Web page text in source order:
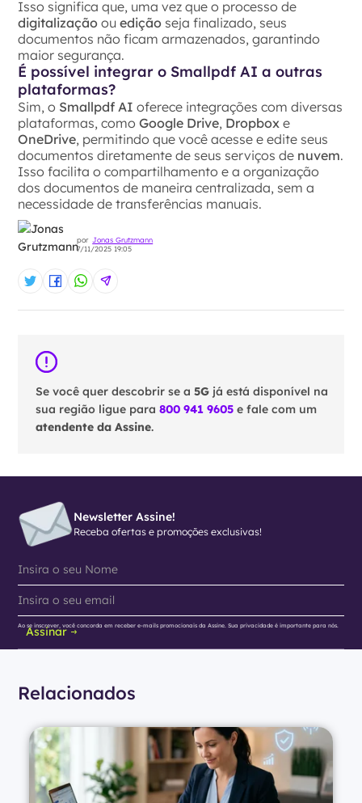
Isso significa que, uma vez que o processo de
digitalização ouedição seja finalizado, seus
documentos não ficam armazenados, garantindo
maior segurança.
É possível integrar o Smallpdf AI a outras
plataformas?
Sim, o Smallpdf AI oferece integrações com diversas
plataformas, comoGoogle Drive, Dropbox e
OneDrive, permitindo que você acesse e edite seus
documentos diretamente de seus serviços de nuvem.
Isso facilita o compartilhamento e a organização
dos documentos de maneira centralizada, sem a
necessidade de transferências manuais.
por Jonas Grutzmann
7/11/2025 19:05
Se você quer descobrir se a5G já está disponível na
sua região ligue para800 941 9605 e fale com um
atendente da Assine.
Newsletter Assine!
Receba ofertas e promoções exclusivas!
Assinar
Ao se inscrever, você concorda em receber e-mails promocionais da Assine. Sua privacidade é importante para nós.
Relacionados